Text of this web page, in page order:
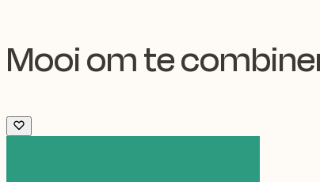
Mooi om te